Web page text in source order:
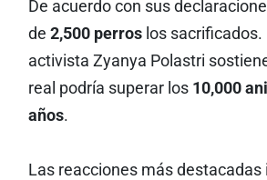
De acuerdo con sus
de 2,500 perroslos sacrificados.
activista Zyanya Polastri
real podría superar los 10,000
años.
Las reacciones más destacadas